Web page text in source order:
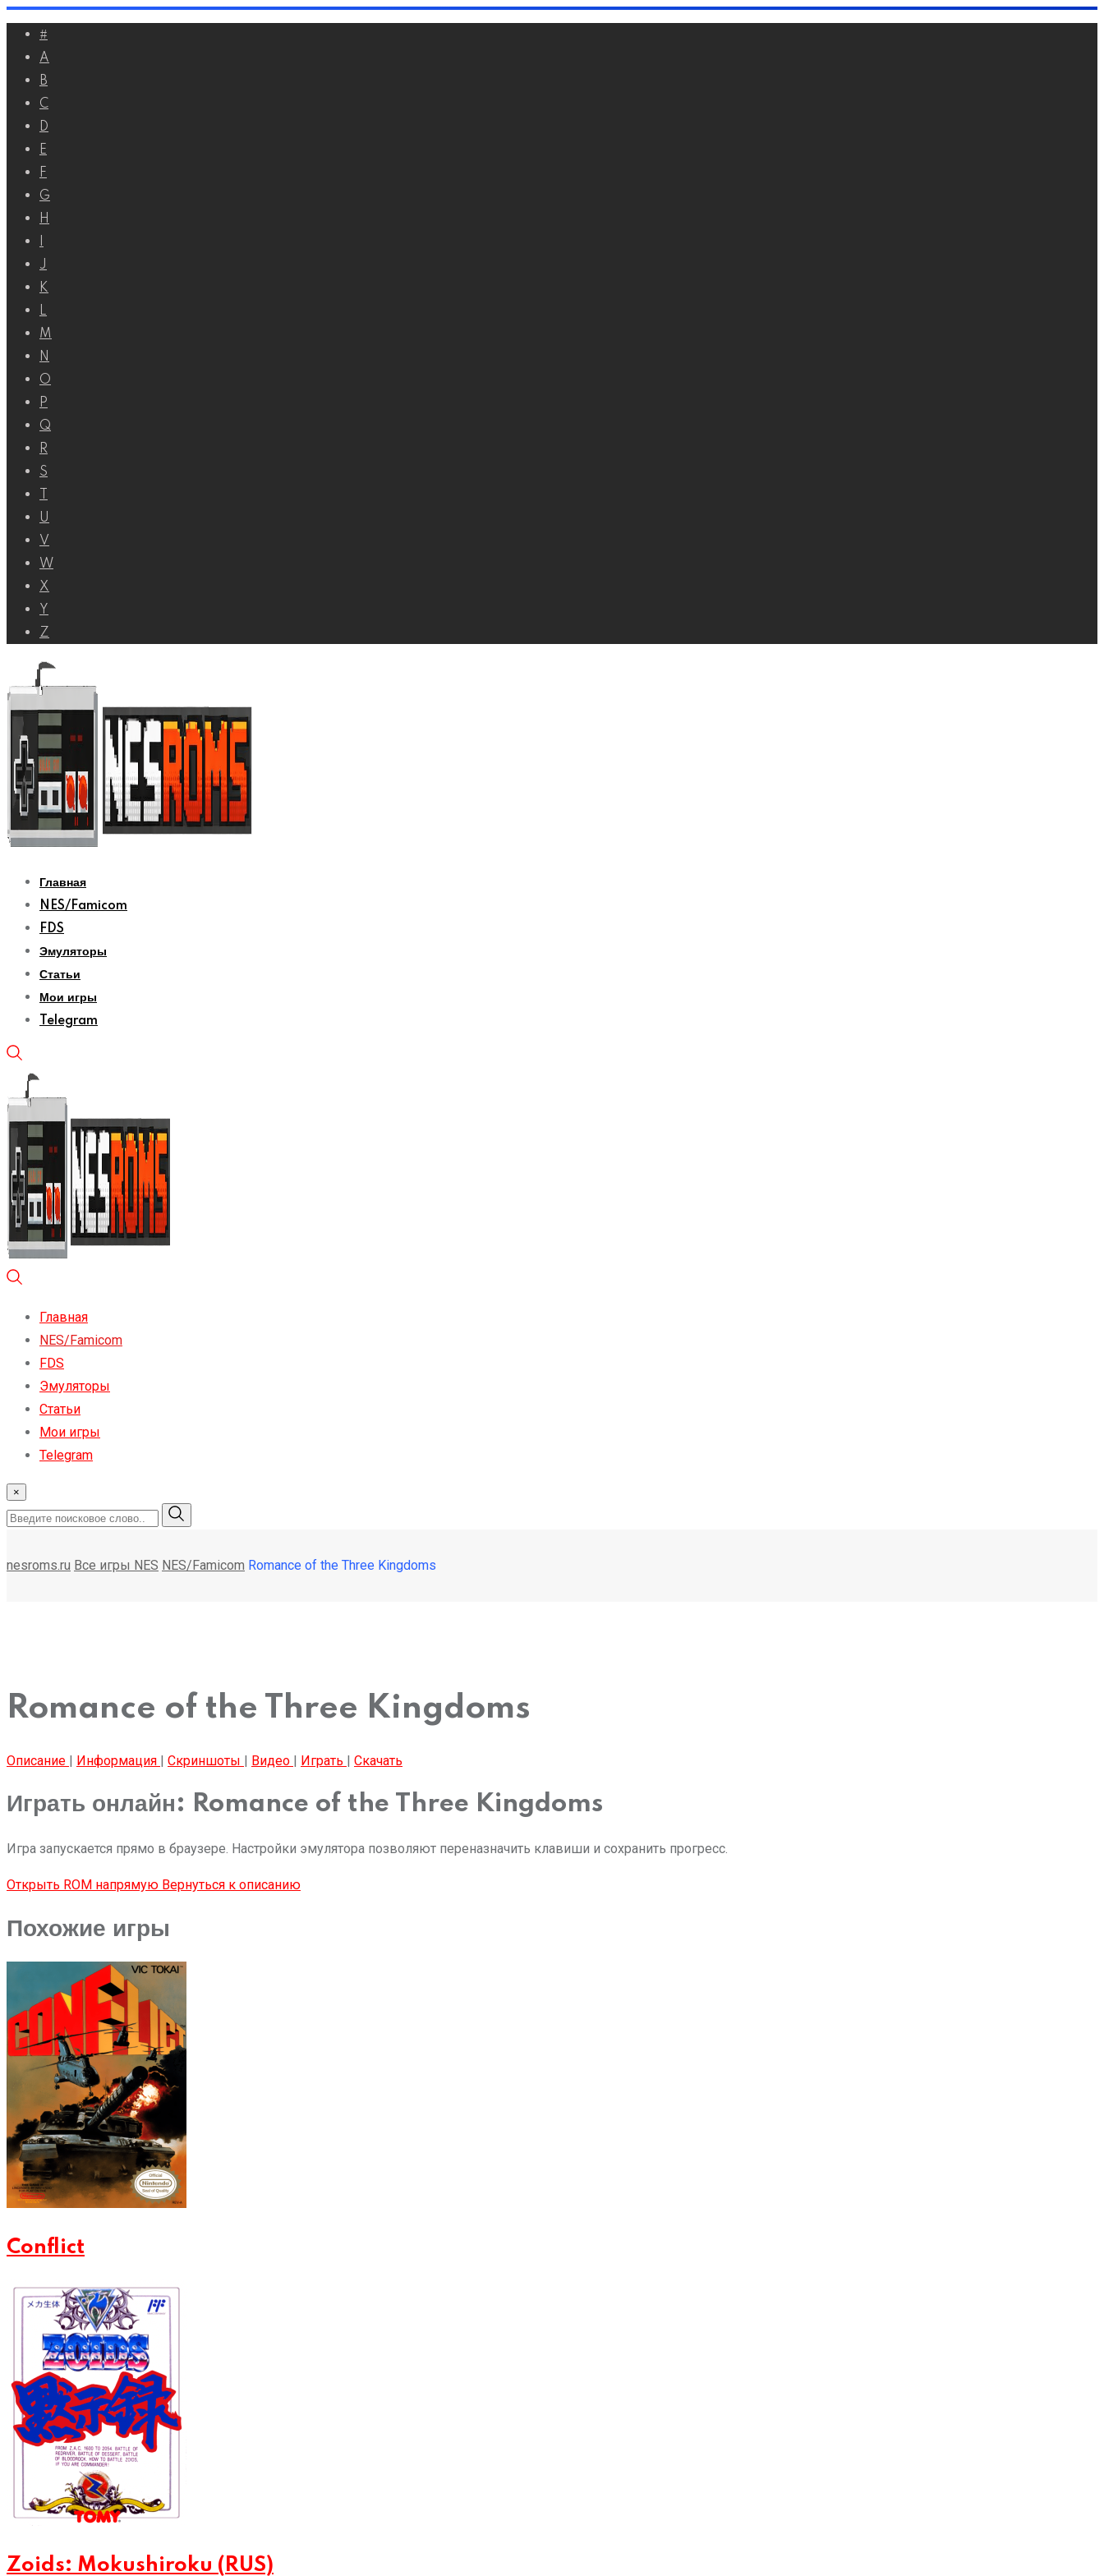
Перейти
контенту
#
A
B
C
D
E
F
G
H
J
K
L
M
N
O
P
Q
R
S
U
V
W
X
Y
Z
Главная
NES/Famicom
FDS
Эмуляторы
Статьи
Мои игры
Telegram
Главная
NES/Famicom
FDS
Эмуляторы
Статьи
Мои игры
Telegram
×
nesroms.ru Все игры NES NES/Famicom Romance of the Three Kingdoms
Romance of the Three Kingdoms
Описание | Информация | Скриншоты | Видео | Играть | Скачать
Играть онлайн: Romance of the Three Kingdoms
Игра запускается прямо в браузере. Настройки эмулятора позволяют переназначить клавиши и сохранить прогресс.
Открыть ROM напрямую Вернуться к описанию
Похожие игры
Conflict
Zoids: Mokushiroku (RUS)